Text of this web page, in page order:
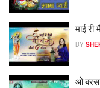
माई री
BY
ओ